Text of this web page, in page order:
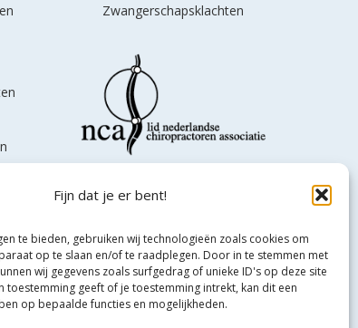
Fijn dat je er bent!
te bieden, gebruiken wij technologieën zoals cookies om
op te slaan en/of te raadplegen. Door in te stemmen met
wij gegevens zoals surfgedrag of unieke ID's op deze site
toestemming geeft of je toestemming intrekt, kan dit een
op bepaalde functies en mogelijkheden.
Zwangerschapsklachten